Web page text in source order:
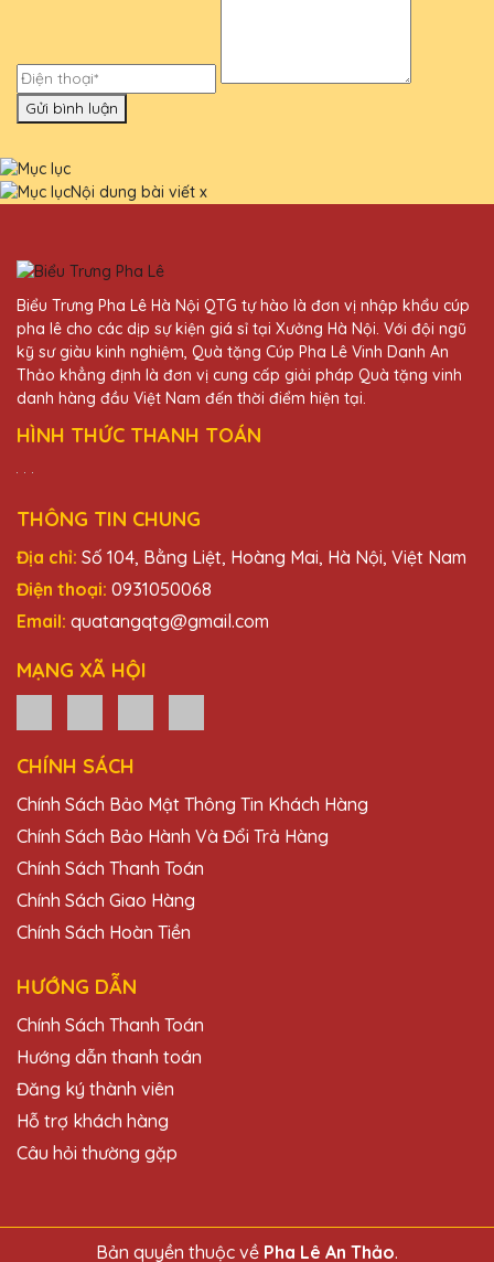
Gửi bình luận
Nội dung bài viết x
Biểu Trưng Pha Lê Hà Nội QTG tự hào là đơn vị nhập khẩu cúp
pha lê cho các dịp sự kiện giá sỉ tại Xưởng Hà Nội. Với đội ngũ
kỹ sư giàu kinh nghiệm, Quà tặng Cúp Pha Lê Vinh Danh An
Thảo khẳng định là đơn vị cung cấp giải pháp Quà tặng vinh
danh hàng đầu Việt Nam đến thời điểm hiện tại.
HÌNH THỨC THANH TOÁN
THÔNG TIN CHUNG
Địa chỉ: Số 104, Bằng Liệt, Hoàng Mai, Hà Nội, Việt Nam
Điện thoại: 0931050068
Email: quatangqtg@gmail.com
MẠNG XÃ HỘI
CHÍNH SÁCH
Chính Sách Bảo Mật Thông Tin Khách Hàng
Chính Sách Bảo Hành Và Đổi Trả Hàng
Chính Sách Thanh Toán
Chính Sách Giao Hàng
Chính Sách Hoàn Tiền
HƯỚNG DẪN
Chính Sách Thanh Toán
Hướng dẫn thanh toán
Đăng ký thành viên
Hỗ trợ khách hàng
Câu hỏi thường gặp
Bản quyền thuộc về Pha Lê An Thảo.